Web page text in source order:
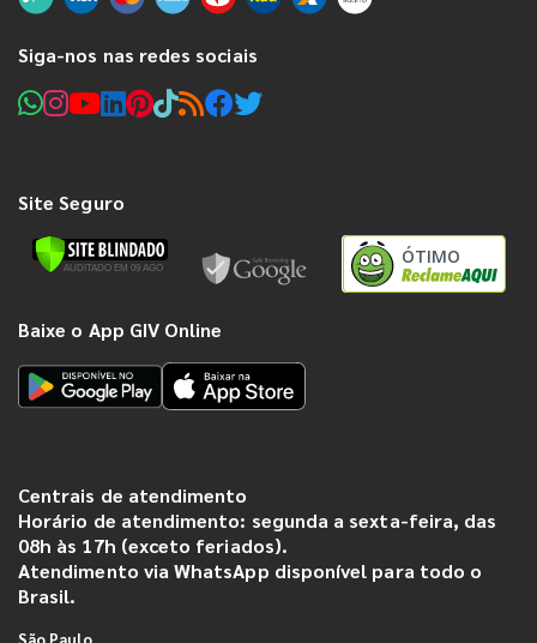
Siga-nos nas redes sociais
Site Seguro
ÓTIMO
Baixe o App GIV Online
Centrais de atendimento
Horário de atendimento: segunda a sexta-feira, das
08h às 17h (exceto feriados).
Atendimento via WhatsApp disponível para todo o
Brasil.
São Paulo